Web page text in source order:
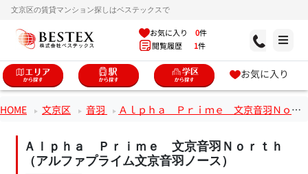
文京区の賃貸マンション探しはベステックスで
お気に入り 0件
閲覧履歴 1件
お気に入り
HOME 文京区 音羽 Ａｌｐｈａ Ｐｒｉｍｅ 文京音羽Ｎｏｒｔｈ（アルファプライム文京音羽ノース）
Ａｌｐｈａ Ｐｒｉｍｅ 文京音羽Ｎｏｒｔｈ
（アルファプライム文京音羽ノース）